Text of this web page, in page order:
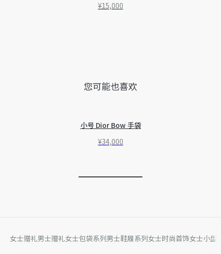
¥15,000
您可能也喜欢
小号 Dior Bow 手袋
¥34,000
女士赠礼男士赠礼女士包袋系列男士鞋履系列女士时尚首饰女士小型